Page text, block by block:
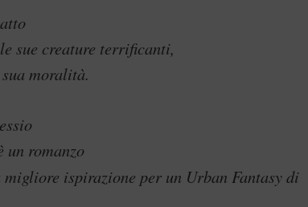
sue creature terrificanti,
moralità.
un romanzo
ispirazione per un Urban Fantasy di